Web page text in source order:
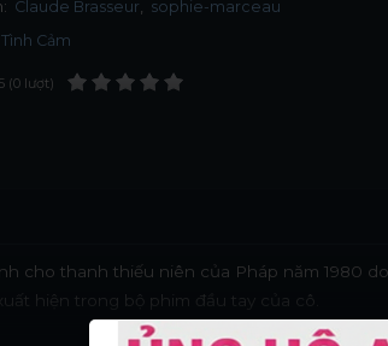
Claude Brasseur
sophie-marceau
Tình Cảm
5 0 lượt
cho thanh thiếu niên của Pháp năm 1980
hiện trong bộ phim đầu tay của cô.